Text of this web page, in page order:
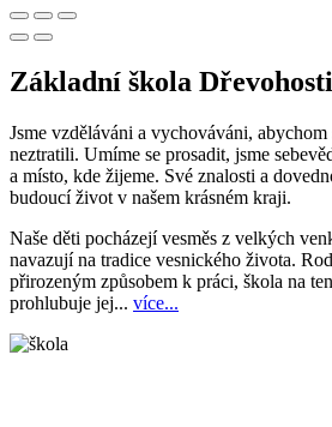
Základní škola
Jsme vzděláváni a vychováváni, abychom
neztratili. Umíme se prosadit, jsme
a místo, kde žijeme. Své znalosti a
budoucí život v našem krásném kraji.
Naše děti pocházejí vesměs z velkých
navazují na tradice vesnického života.
přirozeným způsobem k práci, škola na
prohlubuje jej... více...